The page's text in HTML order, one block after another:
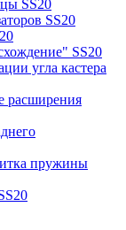
SS20
SS20
SS20
угла кастера
расширения
пружины